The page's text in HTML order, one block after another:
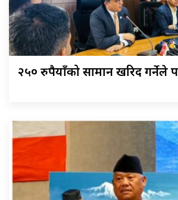
२५० रुपैयाँको सामान खरिद गर्नेले